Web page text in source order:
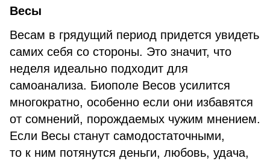
Весы
Весам в грядущий период придется увидеть
самих себя со стороны. Это значит, что
неделя идеально подходит для
самоанализа. Биополе Весов усилится
многократно, особенно если они избавятся
от сомнений, порождаемых чужим мнением.
Если Весы станут самодостаточными,
то к ним потянутся деньги, любовь, удача,